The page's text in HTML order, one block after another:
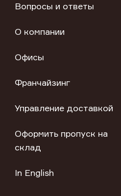
Вопросы и ответы
О компании
Офисы
Франчайзинг
Управление доставкой
Оформить пропуск на
склад
In English